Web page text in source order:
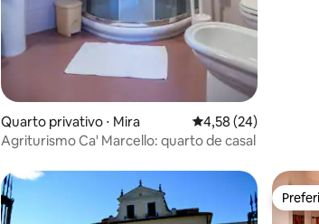
Quarto privativo ⋅ Mira 4,58 de uma
4,58 (24)
Agriturismo Ca' Marcello: quarto de casal